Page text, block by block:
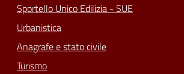
Sportello Unico Edilizia - SUE
Urbanistica
Anagrafe e stato civile
Turismo